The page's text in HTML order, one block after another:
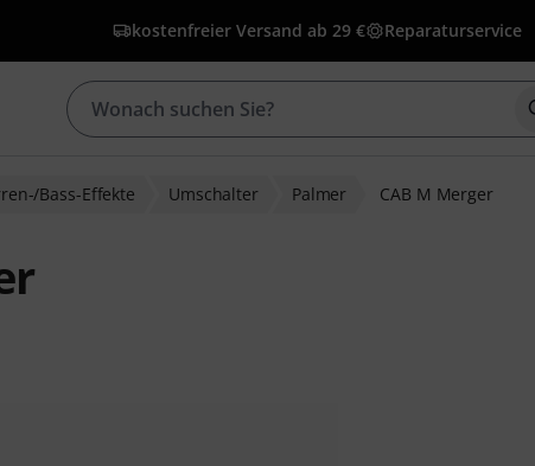
kostenfreier Versand ab 29 € Reparaturservice
Bass-Effekte Umschalter Palmer CAB M Merger